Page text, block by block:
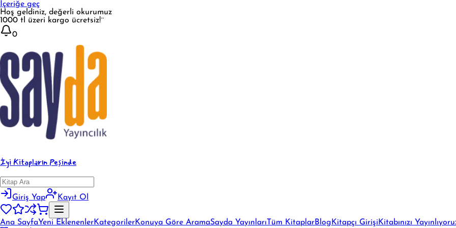
İçeriğe geç
Hoş geldiniz, değerli okurumuz
1000 tl üzeri kargo ücretsiz!¨
0
İyi Kitapların Peşinde
Giriş Yap Kayıt Ol
Ana SayfaYeni EklenenlerKategorilerKonuya Göre AramaSayda Yayınları Tüm KitaplarBlog Kitapçı Girişi Kitabınızı